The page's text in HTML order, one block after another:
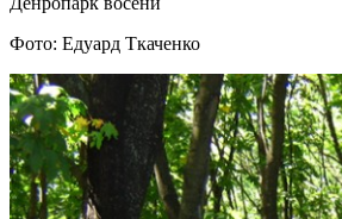
Фото: Едуард Ткаченко